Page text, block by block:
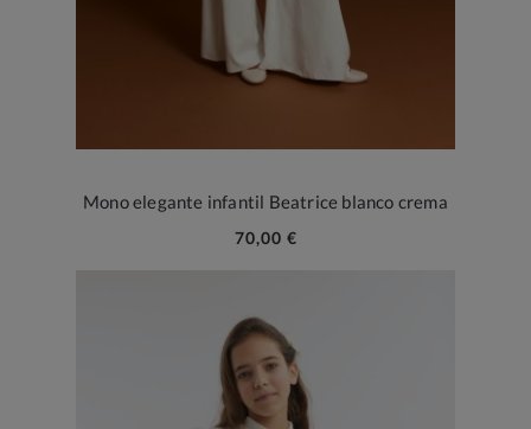
Mono elegante infantil Beatrice blanco crema
70,00 €